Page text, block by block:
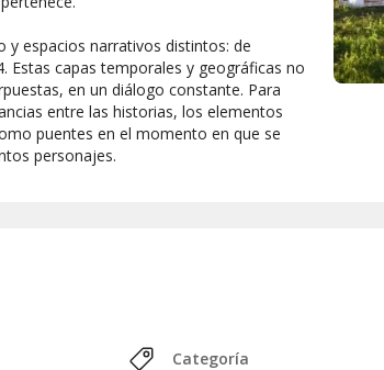
y espacios narrativos distintos: de
Estas capas temporales y geográficas no
en un diálogo constante. Para
entre las historias, los elementos
puentes en el momento en que se
personajes.
Categoría